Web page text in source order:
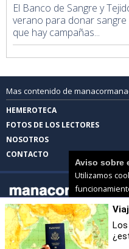
El Banco de Sangre y
verano para donar
que hay campañas...
Mas contenido de
HEMEROTECA
FOTOS DE LOS LECTORES
NOSOTROS
CONTACTO
manacormanacor.com |
Protección de datos
© 2026 | Todos los derechos
Aviso sobre
Utilizamos
lista de
nuestra